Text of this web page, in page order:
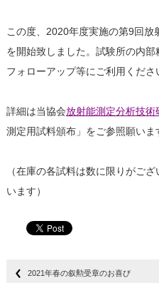
この度、2020年度実施の第9回
を開始致しました。試験所の内
フォローアップ等にご利用くださ
詳細は当協会放射能測定分析技術
測定用試料頒布」をご参照願いま
（在庫の各試料は数に限りがご
います）
2021年春の叙勲受章のお喜び